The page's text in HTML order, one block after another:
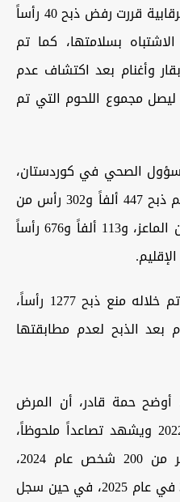
وأضاف حمة قادر أن "اللجان الرقابية قررت رفض ذبح 40 رأساً
الاشتباه بسلامتها، كما تم
و366 صدراً لأبقار وأغنام بعد اكتشاف عدم
مجموع اللحوم التي تم
الصحي في كوردستان،
عن إحصائيات عام 2025، حيث تم ذبح 447 ألفاً و302 رأس من
الأغنام، و69 ألفاً و947 رأساً من الماعز، و113 ألفاً و676 رأساً
وأشار إلى أن العام الماضي تم خلاله منع ذبح 1277 رأساً،
اللحوم بعد الذبح لعدم مطابقتها
حمة قادر، أن المرض
مستمر في العراق منذ عام 2022 ويشهد تصاعداً ملحوظاً،
حيث سجل العراق إصابة أكثر من 200 شخص عام 2024،
وارتفع العدد إلى أكثر من 300 في عام 2025، في حين سجل